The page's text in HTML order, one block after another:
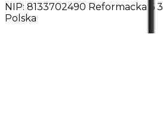
NIP: 8133702490 Reformacka 6
Polska